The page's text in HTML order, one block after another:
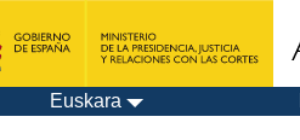
Euskara